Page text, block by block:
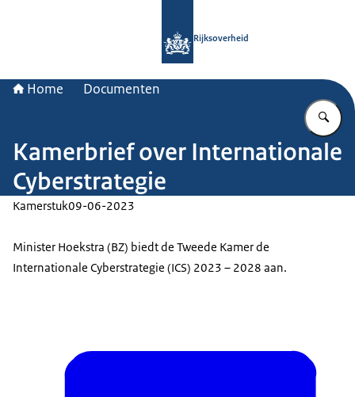
Rijksoverheid
Home Documenten
Kamerbrief over Internationale
Cyberstrategie
Kamerstuk09-06-2023
Minister Hoekstra (BZ) biedt de Tweede Kamer de
Internationale Cyberstrategie (ICS) 2023 – 2028 aan.